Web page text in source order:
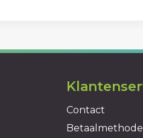
Contact